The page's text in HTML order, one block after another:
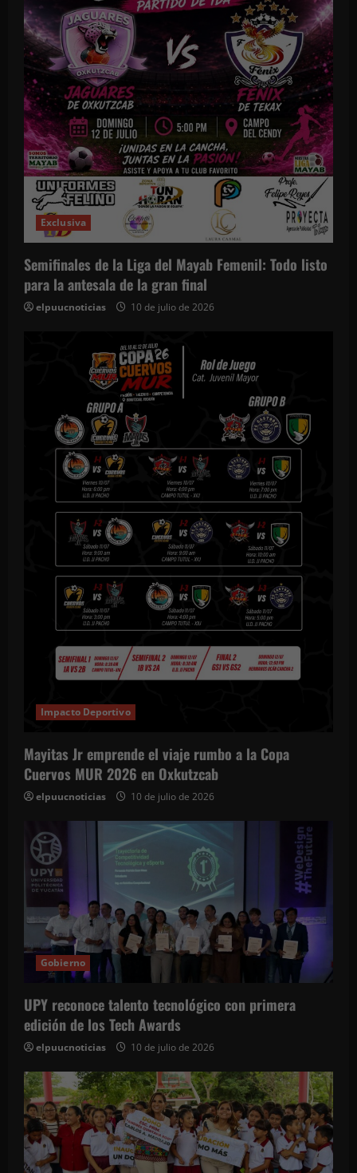
Exclusiva
Semifinales de la Liga del Mayab Femenil: Todo listo
para la antesala de la gran final
elpuucnoticias 10 de julio de 2026
Impacto Deportivo
Mayitas Jr emprende el viaje rumbo a la Copa
Cuervos MUR 2026 en Oxkutzcab
elpuucnoticias 10 de julio de 2026
Gobierno
UPY reconoce talento tecnológico con primera
edición de los Tech Awards
elpuucnoticias 10 de julio de 2026